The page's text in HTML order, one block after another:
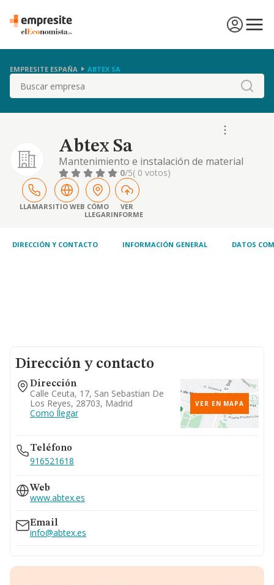
EMPRESITE ESPAÑA ABTEX SA
Buscar
Abtex Sa
Mantenimiento e instalación de material
contra incendios.
0/5( 0 votos)
LLAMARSITIO WEB CÓMO
LLEGAR
VER
INFORME
DIRECCIÓN Y CONTACTO INFORMACIÓN GENERAL DATOS
Dirección y contacto
Dirección
Calle Ceuta, 17, San Sebastian De
Los Reyes, 28703, Madrid
Como llegar
VER EN MAPA
Teléfono
916521618
Web
www.abtex.es
Email
info@abtex.es